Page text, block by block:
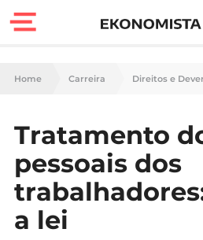
Finanças
Carreira
Casa
Lifestyle
Home Carreira Direitos e
Tratamento
pessoais dos
a lei